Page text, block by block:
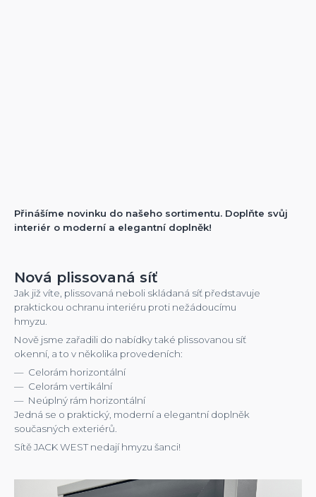
Přinášíme novinku do našeho sortimentu. Doplňte svůj
interiér o moderní a elegantní doplněk!
Nová plissovaná síť
Jak již víte, plissovaná neboli skládaná síť představuje
praktickou ochranu interiéru proti nežádoucímu
hmyzu.
Nově jsme zařadili do nabídky také plissovanou síť
okenní, a to v několika provedeních:
Celorám horizontální
Celorám vertikální
Neúplný rám horizontální
Jedná se o praktický, moderní a elegantní doplněk
současných exteriérů.
Sítě JACK WEST nedají hmyzu šanci!